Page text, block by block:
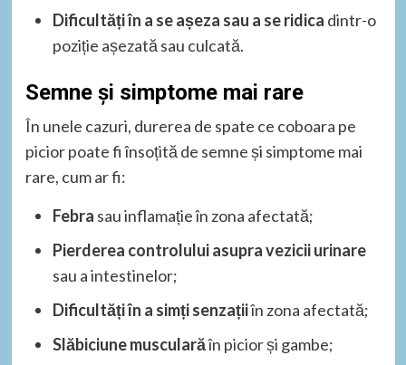
Dificultăți în a se așeza sau a se ridica dintr-o
poziție așezată sau culcată.
Semne și simptome mai rare
În unele cazuri, durerea de spate ce coboara pe
picior poate fi însoțită de semne și simptome mai
rare, cum ar fi:
Febra sau inflamație în zona afectată;
Pierderea controlului asupra vezicii urinare
sau a intestinelor;
Dificultăți în a simți senzațiiîn zona afectată;
Slăbiciune muscularăîn picior și gambe;